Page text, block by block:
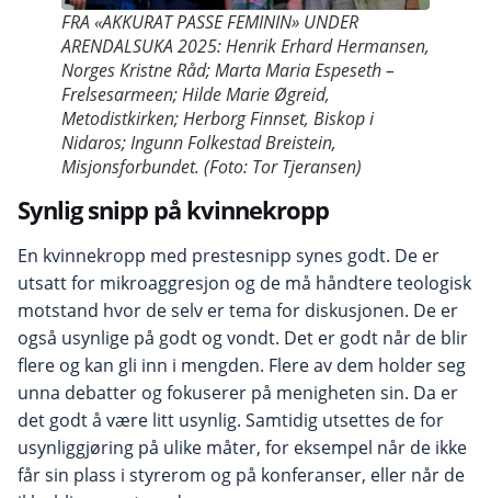
FRA «AKKURAT PASSE FEMININ» UNDER
ARENDALSUKA 2025: Henrik Erhard Hermansen,
Norges Kristne Råd; Marta Maria Espeseth –
Frelsesarmeen; Hilde Marie Øgreid,
Metodistkirken; Herborg Finnset, Biskop i
Nidaros; Ingunn Folkestad Breistein,
Misjonsforbundet. (Foto: Tor Tjeransen)
Synlig snipp på kvinnekropp
En kvinnekropp med prestesnipp synes godt. De er
utsatt for mikroaggresjon og de må håndtere teologisk
motstand hvor de selv er tema for diskusjonen. De er
også usynlige på godt og vondt. Det er godt når de blir
flere og kan gli inn i mengden. Flere av dem holder seg
unna debatter og fokuserer på menigheten sin. Da er
det godt å være litt usynlig. Samtidig utsettes de for
usynliggjøring på ulike måter, for eksempel når de ikke
får sin plass i styrerom og på konferanser, eller når de